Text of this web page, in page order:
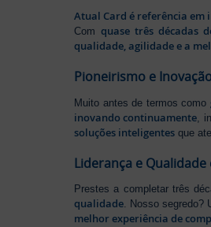
Atual Card é referência em
Comquase três décadas
qualidade, agilidade e a
Pioneirismo e
Muito antes de termos como
inovando continuamente ,
soluções inteligentes que
Liderança e
Prestes a completar três
qualidade. Nosso segredo?
melhor experiência de